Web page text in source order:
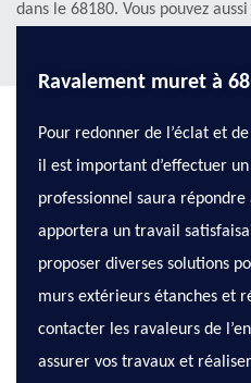
dans le 68180. Vous pouvez
Ravalement muret à
Pour redonner de l’éclat et
il est important d’effectuer
professionnel saura répondre
apportera un travail
proposer diverses solutions
murs extérieurs étanches et
contacter les ravaleurs de
assurer vos travaux et